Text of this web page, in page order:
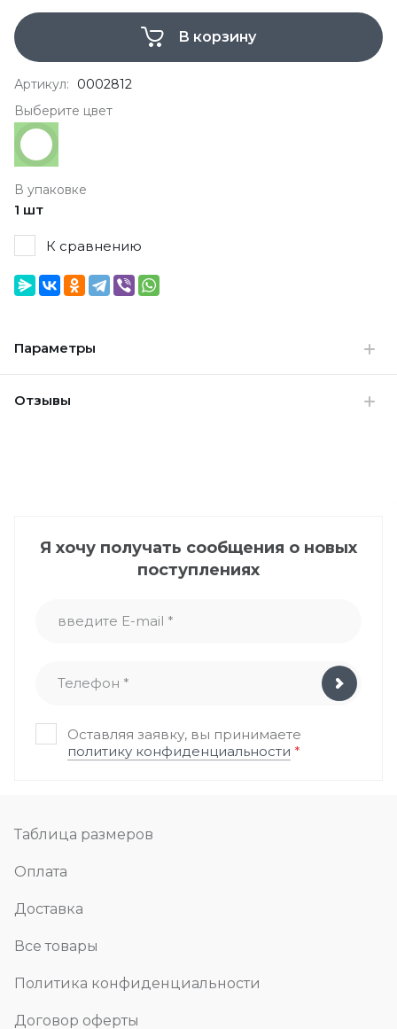
В корзину
Артикул:
0002812
Выберите цвет
В упаковке
1 шт
К сравнению
Параметры
Отзывы
Таблица размеров
Оплата
Доставка
Все товары
Политика конфиденциальности
Договор оферты
Я хочу получать сообщения о новых
поступлениях
Оставляя заявку, вы принимаете
политику конфиденциальности *